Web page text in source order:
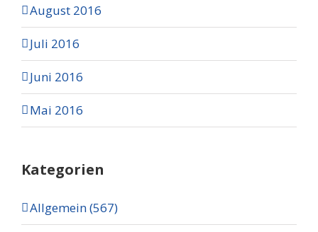
August 2016
Juli 2016
Juni 2016
Mai 2016
Kategorien
Allgemein (567)